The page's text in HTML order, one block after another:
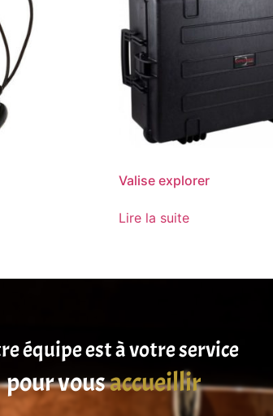
Valise explorer
Lire la suite
équipe est à votre service
pour voussatisfaire